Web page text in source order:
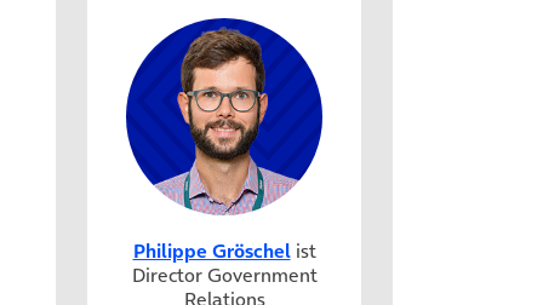
Philippe Gröschelist
Director Government
Relations